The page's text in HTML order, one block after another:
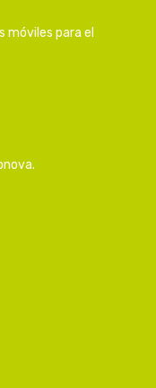
móviles para el